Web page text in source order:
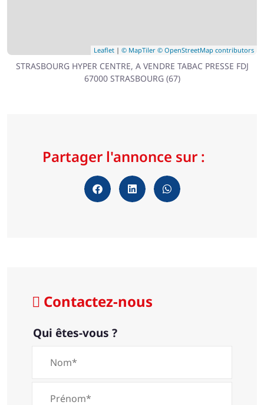
Leaflet | © MapTiler © OpenStreetMap contributors
STRASBOURG HYPER CENTRE, A VENDRE TABAC PRESSE FDJ
67000 STRASBOURG (67)
Partager l'annonce sur :
Contactez-nous
Qui êtes-vous ?